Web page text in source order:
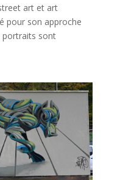
art et art
pour son approche
portraits sont